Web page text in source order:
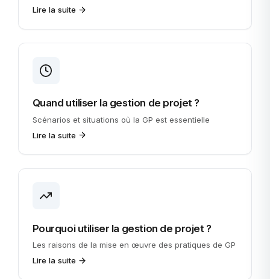
Lire la suite
Quand utiliser la gestion de projet ?
Scénarios et situations où la GP est essentielle
Lire la suite
Pourquoi utiliser la gestion de projet ?
Les raisons de la mise en œuvre des pratiques de GP
Lire la suite